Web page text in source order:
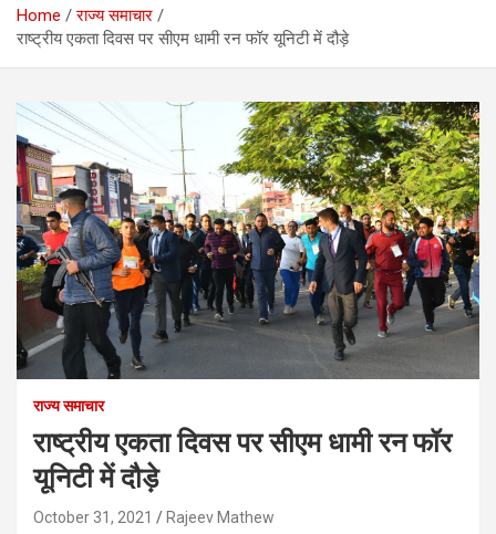
Home
राज्य समाचार
राष्ट्रीय एकता दिवस पर सीएम धामी रन फॉर यूनिटी में दौड़े
राज्य समाचार
राष्ट्रीय एकता दिवस पर सीएम धामी रन फॉर
यूनिटी में दौड़े
October 31, 2021 Rajeev Mathew